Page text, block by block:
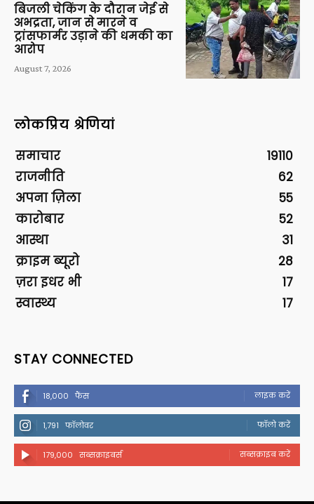
बिजली चेकिंग के दौरान जेई से
अभद्रता, जान से मारने व
ट्रांसफार्मर उड़ाने की धमकी का
आरोप
August 7, 2026
लोकप्रिय श्रेणियां
समाचार
19110
राजनीति
62
अपना ज़िला
55
कारोबार
52
आस्था
31
क्राइम ब्यूरो
28
ज़रा इधर भी
17
स्वास्थ्य
17
STAY CONNECTED
18,000 फैंस लाइक करें
1,791 फॉलोवर फॉलो करें
179,000 सब्सक्राइबर्स सब्सक्राइब करें